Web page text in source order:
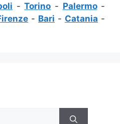
-Torino - Palermo-
- Bari - Catania -